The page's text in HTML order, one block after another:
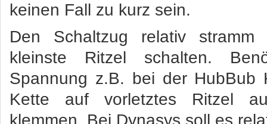
keinen Fall zu kurz sein.
Den Schaltzug relativ
kleinste Ritzel schalten.
Spannung z.B. bei der HubBub
Kette auf vorletztes Ritzel
klemmen. Bei Dynasys soll es